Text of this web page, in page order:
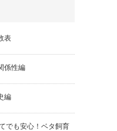
表
係性編
編
でも安心！ベタ飼育